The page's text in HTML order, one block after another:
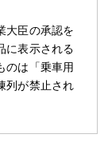
大臣の承認を
に表示される
のは「乗車用
列が禁止され